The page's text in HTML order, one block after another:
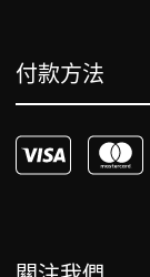
付款方法